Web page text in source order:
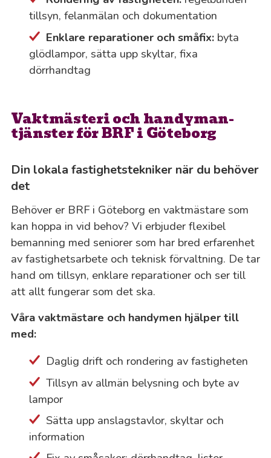
tillsyn, felanmälan och dokumentation
Enklare reparationer och småfix:byta
glödlampor, sätta upp skyltar, fixa
dörrhandtag
Vaktmästeri och handyman-
tjänster för BRF i Göteborg
Din lokala fastighetstekniker när du behöver
det
Behöver er BRF i Göteborg en vaktmästare som
kan hoppa in vid behov? Vi erbjuder flexibel
bemanning med seniorer som har bred erfarenhet
av fastighetsarbete och teknisk förvaltning. De tar
hand om tillsyn, enklare reparationer och ser till
att allt fungerar som det ska.
Våra vaktmästare och handymen hjälper till
med:
Daglig drift och rondering av fastigheten
Tillsyn av allmän belysning och byte av
lampor
Sätta upp anslagstavlor, skyltar och
information